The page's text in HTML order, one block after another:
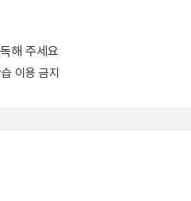
해 주세요
이용 금지